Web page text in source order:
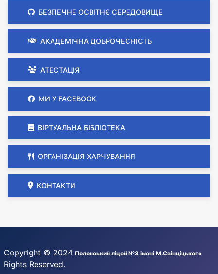
БЕЗПЕЧНЕ ОСВІТНЄ СЕРЕДОВИЩЕ
АКАДЕМІЧНА ДОБРОЧЕСНІСТЬ
АТЕСТАЦІЯ
МИ У FACEBOOK
ВІРТУАЛЬНА БІБЛІОТЕКА
ОРГАНІЗАЦІЯ ХАРЧУВАННЯ
КОНТАКТИ
Copyright © 2024 Полонський ліцей №3 імені М.Свінціцького
Rights Reserved.